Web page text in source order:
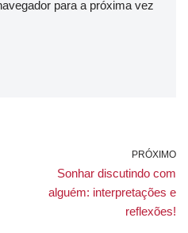
para a próxima vez
PRÓXIMO
Sonhar discutindo com
alguém: interpretações e
reflexões!